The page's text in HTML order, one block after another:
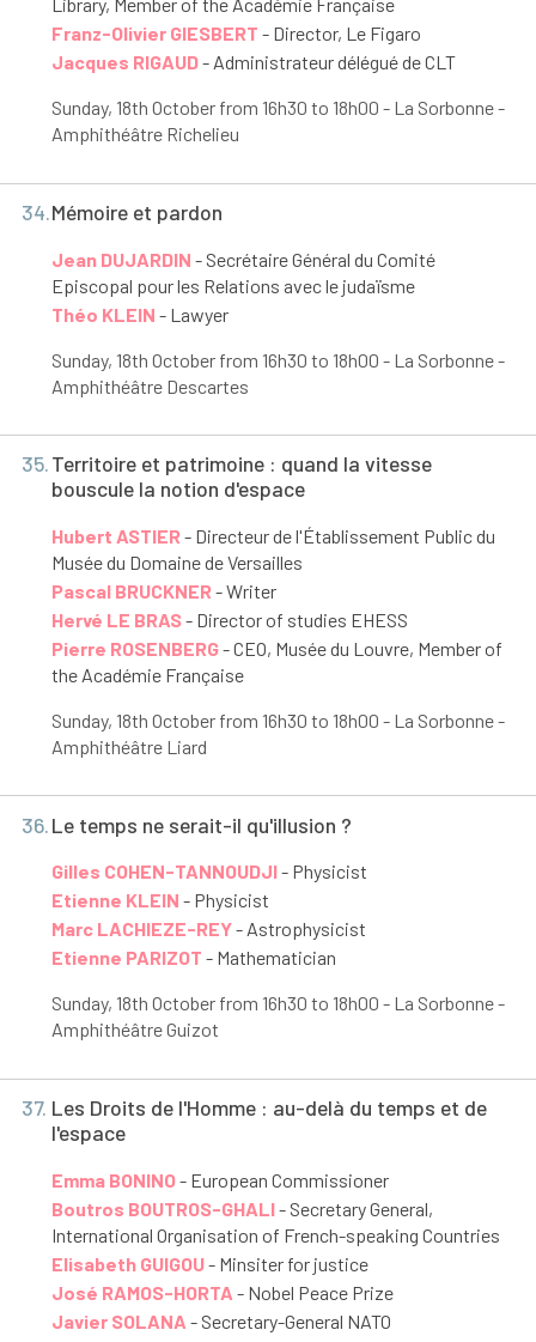
Franz-Olivier GIESBERT - Director, Le Figaro
Jacques RIGAUD- Administrateur délégué de CLT
Sunday, 18th October from 16h30 to 18h00 - La Sorbonne -
Amphithéâtre Richelieu
34.Mémoire et pardon
Jean DUJARDIN - Secrétaire Général du Comité
Episcopal pour les Relations avec le judaïsme
Théo KLEIN - Lawyer
Sunday, 18th October from 16h30 to 18h00 - La Sorbonne -
Amphithéâtre Descartes
35.Territoire et patrimoine : quand la vitesse
bouscule la notion d'espace
Hubert ASTIER- Directeur de l'Établissement Public du
Musée du Domaine de Versailles
Pascal BRUCKNER- Writer
Hervé LE BRAS- Director of studies EHESS
Pierre ROSENBERG- CEO, Musée du Louvre, Member of
the Académie Française
Sunday, 18th October from 16h30 to 18h00 - La Sorbonne -
Amphithéâtre Liard
36.Le temps ne serait-il qu'illusion ?
Gilles COHEN-TANNOUDJI- Physicist
Etienne KLEIN - Physicist
Marc LACHIEZE-REY- Astrophysicist
Etienne PARIZOT - Mathematician
Sunday, 18th October from 16h30 to 18h00 - La Sorbonne -
Amphithéâtre Guizot
37. Les Droits de l'Homme : au-delà du temps et de
l'espace
Emma BONINO- European Commissioner
Boutros BOUTROS-GHALI- Secretary General,
International Organisation of French-speaking Countries
Elisabeth GUIGOU- Minsiter for justice
José RAMOS-HORTA - Nobel Peace Prize
Javier SOLANA - Secretary-General NATO